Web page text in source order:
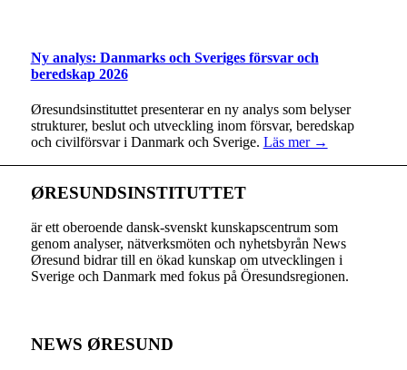
Ny analys: Danmarks och Sveriges försvar och
beredskap 2026
Øresundsinstituttet presenterar en ny analys som belyser
strukturer, beslut och utveckling inom försvar, beredskap
och civilförsvar i Danmark och Sverige. Läs mer →
ØRESUNDSINSTITUTTET
är ett oberoende dansk-svenskt kunskapscentrum som
genom analyser, nätverksmöten och nyhetsbyrån News
Øresund bidrar till en ökad kunskap om utvecklingen i
Sverige och Danmark med fokus på Öresundsregionen.
NEWS ØRESUND